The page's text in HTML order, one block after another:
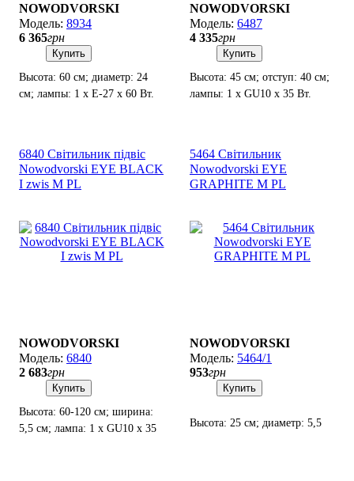
NOWODVORSKI
8934
6 365грн
Купить
Высота: 60 см; диаметр: 24
см; лампы: 1 х Е-27 х 60 Вт.
NOWODVORSKI
6487
4 335грн
Купить
Высота: 45 см; отступ: 40 см;
лампы: 1 х GU10 х 35 Вт.
6840 Світильник підвіс
Nowodvorski EYE BLACK
I zwis M PL
NOWODVORSKI
6840
2 683грн
Купить
Высота: 60-120 см; ширина:
5,5 см; лампа: 1 х GU10 х 35
5464 Світильник
Nowodvorski EYE
GRAPHITE M PL
NOWODVORSKI
5464/1
953грн
Купить
Высота: 25 см; диаметр: 5,5